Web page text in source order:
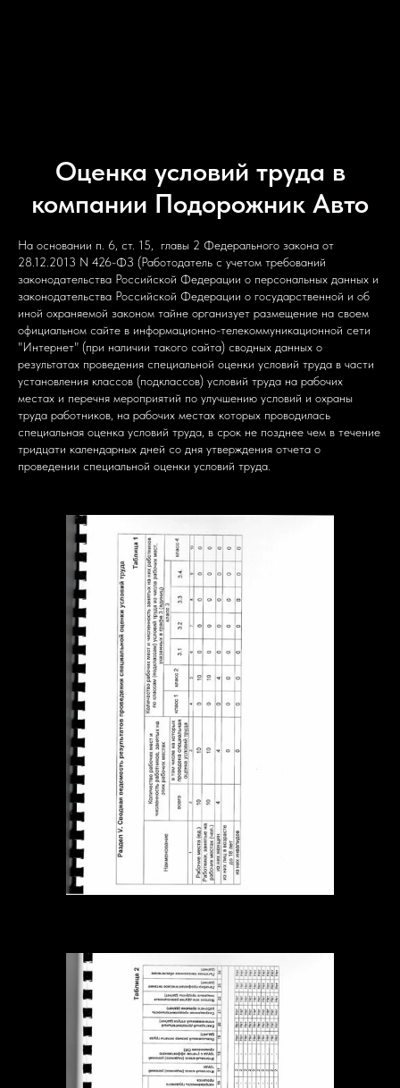
Оценка условий труда в
компании Подорожник Авто
На основании п. 6, ст. 15, главы 2 Федерального закона от
28.12.2013 N 426-ФЗ (Работодатель с учетом требований
законодательства Российской Федерации о персональных данных и
законодательства Российской Федерации о государственной и об
иной охраняемой законом тайне организует размещение на своем
официальном сайте в информационно-телекоммуникационной сети
"Интернет" (при наличии такого сайта) сводных данных о
результатах проведения специальной оценки условий труда в части
установления классов (подклассов) условий труда на рабочих
местах и перечня мероприятий по улучшению условий и охраны
труда работников, на рабочих местах которых проводилась
специальная оценка условий труда, в срок не позднее чем в течение
тридцати календарных дней со дня утверждения отчета о
проведении специальной оценки условий труда.